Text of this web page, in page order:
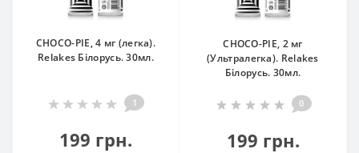
СHOCO-PIE, 4 мг (легка).
Relakes Білорусь. 30мл.
1
199 грн.
СHOCO-PIE, 2 мг
(Ультралегка). Relakes
Білорусь. 30мл.
0
199 грн.